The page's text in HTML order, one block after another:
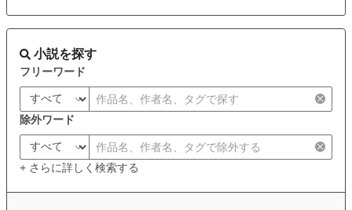
小説を探す
フリーワード
除外ワード
+ さらに詳しく検索する